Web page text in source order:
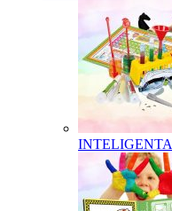
INTELIGENTA